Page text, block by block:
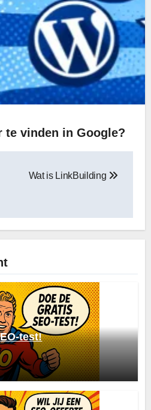
te vinden in Google?
Wat is LinkBuilding
test!